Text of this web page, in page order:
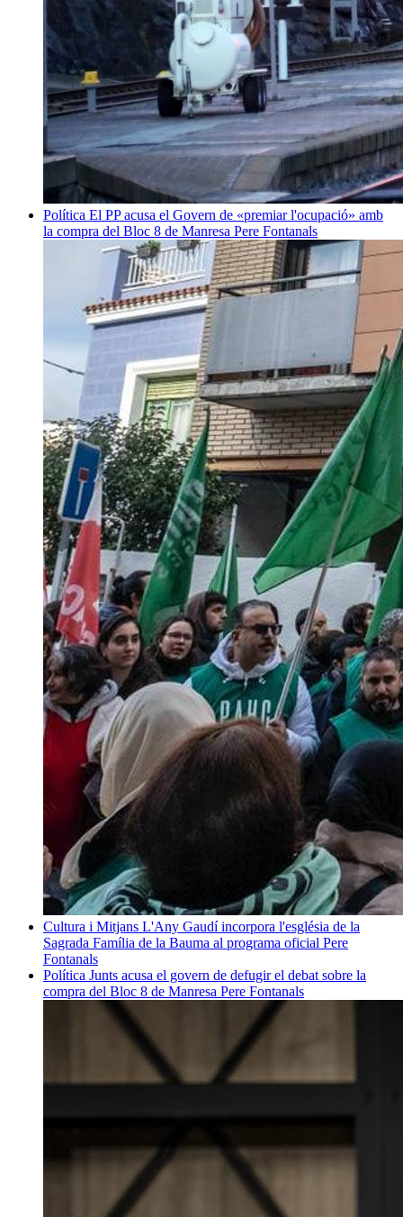
Política El PP acusa el Govern de «premiar l'ocupació» amb
la compra del Bloc 8 de Manresa Pere Fontanals
Cultura i Mitjans L'Any Gaudí incorpora l'església de la
Sagrada Família de la Bauma al programa oficial Pere
Fontanals
Política Junts acusa el govern de defugir el debat sobre la
compra del Bloc 8 de Manresa Pere Fontanals